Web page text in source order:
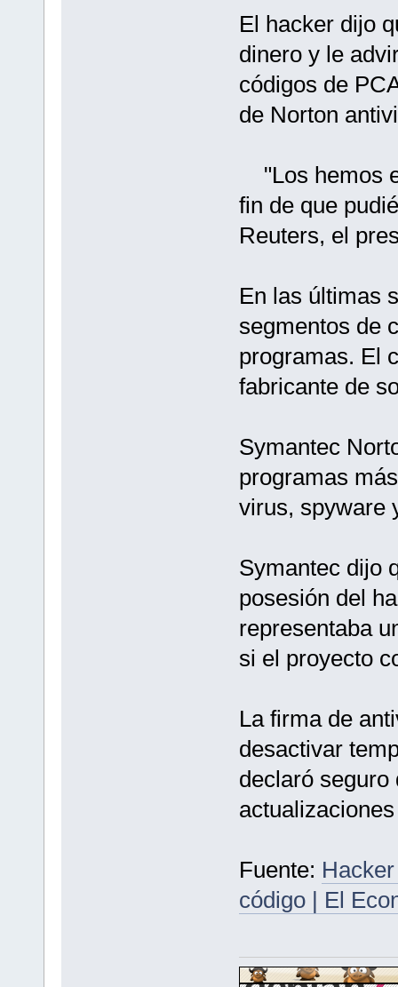
El hacker dijo
dinero y le
códigos de
de Norton
"Los hemos
fin de que
Reuters, el
En las últimas
segmentos de
programas. El
fabricante de
Symantec
programas
virus, spyware
Symantec dijo
posesión del
representaba
si el proyecto
La firma de
desactivar
declaró seguro
Fuente:
código | El